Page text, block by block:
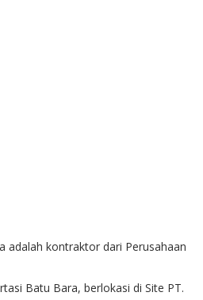
adalah kontraktor dari Perusahaan
Batu Bara, berlokasi di Site PT.